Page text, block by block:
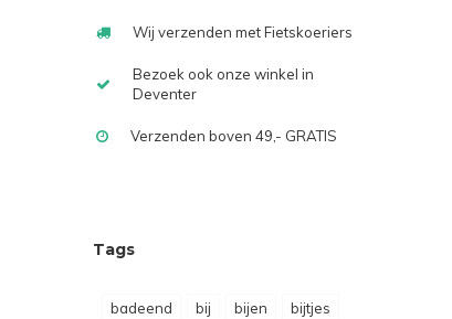
Wij verzenden met Fietskoeriers
Bezoek ook onze winkel in
Deventer
Verzenden boven 49,- GRATIS
Tags
badeend bij bijen bijtjes